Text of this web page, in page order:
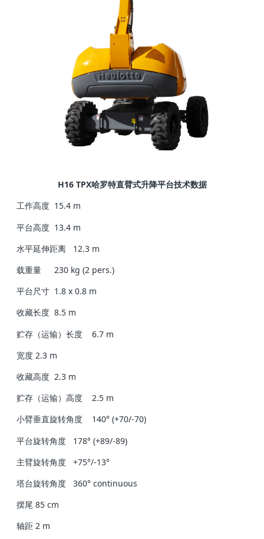
H16 TPX哈罗特直臂式升降平台技术数据
工作高度 15.4 m
平台高度 13.4 m
水平延伸距离
12.3 m
载重量
230 kg (2 pers.)
平台尺寸 1.8 x 0.8 m
收藏长度 8.5 m
贮存（运输）长度
6.7 m
宽度 2.3 m
收藏高度 2.3 m
贮存（运输）高度
2.5 m
小臂垂直旋转角度
140° (+70/-70)
平台旋转角度
178° (+89/-89)
主臂旋转角度
+75°/-13°
塔台旋转角度
360° continuous
摆尾 85 cm
轴距 2 m